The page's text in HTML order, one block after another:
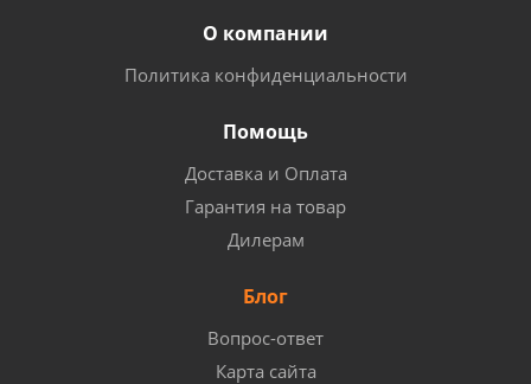
О компании
Политика конфиденциальности
Помощь
Доставка и Оплата
Гарантия на товар
Дилерам
Блог
Вопрос-ответ
Карта сайта